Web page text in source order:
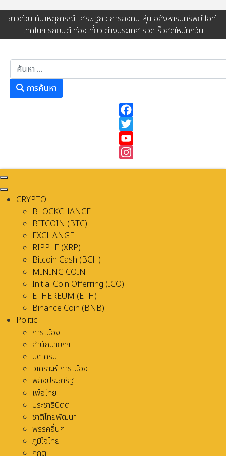
ข่าวด่วน ทันเหตุการณ์ เศรษฐกิจ การลงทุน หุ้น อสังหาริมทรัพย์ ไอที-
เทคโนฯ รถยนต์ ท่องเที่ยว ต่างประเทศ รวดเร็วสดใหม่ทุกวัน
การค้นหา
Instagram
CRYPTO
BLOCKCHANCE
BITCOIN (BTC)
EXCHANGE
RIPPLE (XRP)
Bitcoin Cash (BCH)
MINING COIN
Initial Coin Offerring (ICO)
ETHEREUM (ETH)
Binance Coin (BNB)
Politic
การเมือง
สำนักนายกฯ
มติ ครม.
วิเคราะห์-การเมือง
พลังประชารัฐ
เพื่อไทย
ประชาธิปัตต์
ชาติไทยพัฒนา
พรรคอื่นๆ
ภูมิใจไทย
กกต.